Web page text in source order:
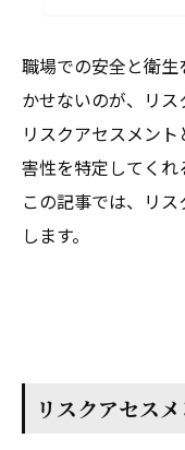
職場での安全と衛
かせないのが、リス
リスクアセスメン
害性を特定してくれ
この記事では、リ
します。
リスクアセス